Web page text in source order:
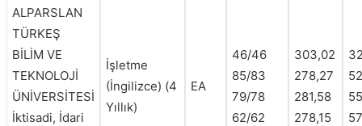
ALPARSLAN
TÜRKEŞ
BİLİM VE
TEKNOLOJİ
ÜNİVERSİTESİ
İktisadi, İdari
İşletme
(İngilizce) (4
Yıllık)
EA
46/46
85/83
79/78
62/62
303,02
278,27
281,58
278,15